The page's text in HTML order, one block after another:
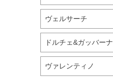
ヴェルサーチ
ドルチェ&ガッバーナ
ヴァレンティノ